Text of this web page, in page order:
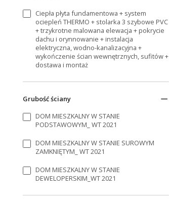
Ciepła płyta fundamentowa + system
ociepleń THERMO + stolarka 3 szybowe PVC
+ trzykrotne malowana elewacja + pokrycie
dachu i orynnowanie + instalacja
elektryczna, wodno-kanalizacyjna +
wykończenie ścian wewnętrznych, sufitów +
dostawa i montaż
Grubość ściany
DOM MIESZKALNY W STANIE
PODSTAWOWYM_ WT 2021
DOM MIESZKALNY W STANIE SUROWYM
ZAMKNIĘTYM_ WT 2021
DOM MIESZKALNY W STANIE
DEWELOPERSKIM_WT 2021